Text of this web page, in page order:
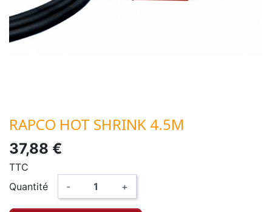
RAPCO HOT SHRINK 4.5M
37,88 €
TTC
Quantité
- +